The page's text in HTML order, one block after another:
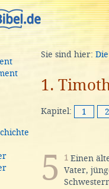
Sie sind hier:
1.
Kapitel: 1 2
5 1 Einen
Vater,